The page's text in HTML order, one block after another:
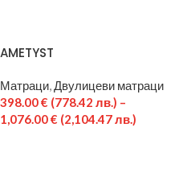
AMETYST
Матраци,Двулицеви матраци
398.00€ (778.42 лв.) –
1,076.00€ (2,104.47 лв.)